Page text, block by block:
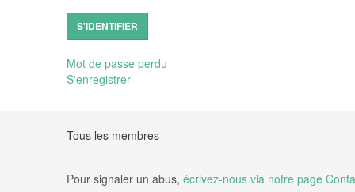
S'IDENTIFIER
Mot de passe perdu
S'enregistrer
Tous les membres
Pour signaler un abus, écrivez-nous via notre page